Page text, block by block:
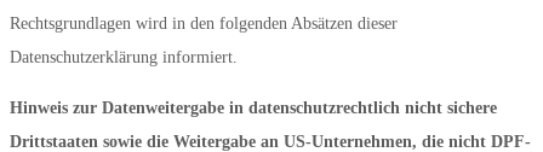
Rechtsgrundlagen wird in den folgenden Absätzen dieser
Datenschutzerklärung informiert.
Hinweis zur Datenweitergabe in datenschutzrechtlich nicht sichere
Drittstaaten sowie die Weitergabe an US-Unternehmen, die nicht DPF-